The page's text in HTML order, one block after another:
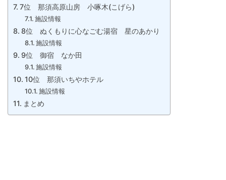
7位 那須高原山房 小啄木(こげら)
施設情報
8位 ぬくもりに心なごむ湯宿 星のあかり
施設情報
9位 御宿 なか田
施設情報
10位 那須いちやホテル
施設情報
まとめ